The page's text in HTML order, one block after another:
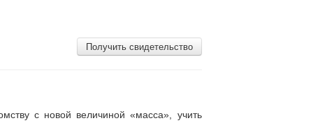
Получить свидетельство
с новой величиной «масса», учить